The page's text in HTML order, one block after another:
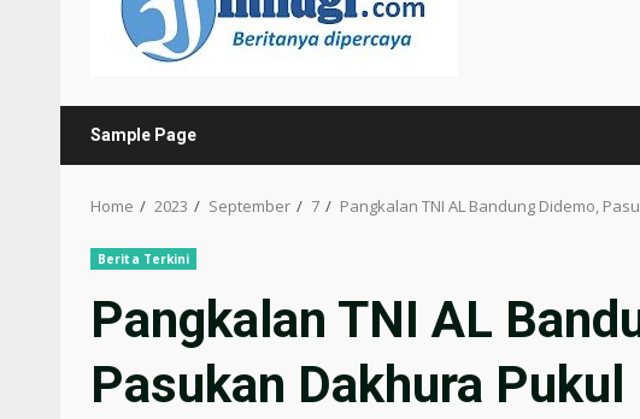
Sample Page
Home 2023 September 7 Pangkalan TNI AL Bandung Didemo,
Berita Terkini
Pangkalan TNI AL
Pasukan Dakhura